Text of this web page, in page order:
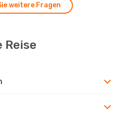
weitere Fragen
Reise